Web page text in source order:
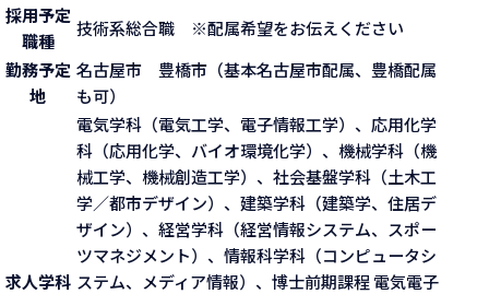
採用予定
職種
技術系総合職 ※配属希望をお伝えください
勤務予定
地
名古屋市 豊橋市（基本名古屋市配属、豊橋配属
も可）
求人学科
電気学科（電気工学、電子情報工学）、応用化学
科（応用化学、バイオ環境化学）、機械学科（機
械工学、機械創造工学）、社会基盤学科（土木工
学／都市デザイン）、建築学科（建築学、住居デ
ザイン）、経営学科（経営情報システム、スポー
ツマネジメント）、情報科学科（コンピュータシ
ステム、メディア情報）、博士前期課程 電気電子